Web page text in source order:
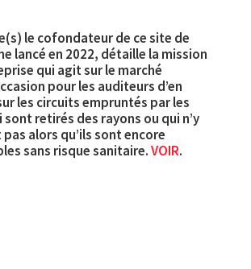
le cofondateur de ce site de
lancé en 2022, détaille la mission
qui agit sur le marché
pour les auditeurs d’en
les circuits empruntés par les
retirés des rayons ou qui n’y
alors qu’ils sont encore
sans risque sanitaire.VOIR.